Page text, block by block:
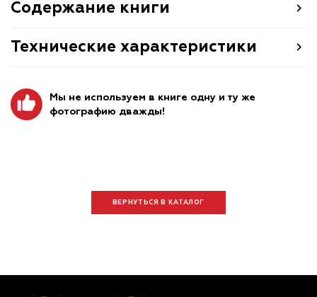
Содержание книги
Технические характеристики
Мы не используем в книге одну и ту же
фотографию дважды!
ВЕРНУТЬСЯ В КАТАЛОГ